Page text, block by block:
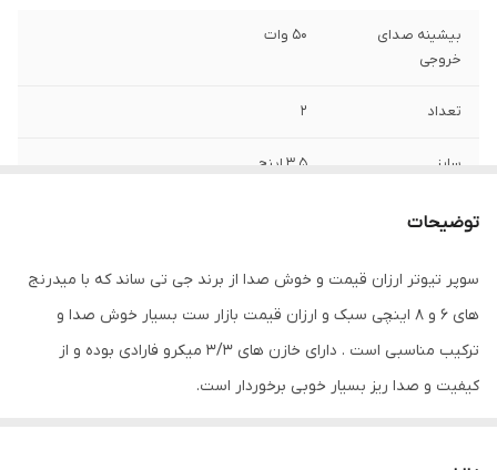
بیشینه صدای
خروجی
50 وات
تعداد 2
سایز 3.5 اینچ
عمق نصب
نوع بلندگو دایره ای
توضیحات
سوپر تیوتر ارزان قیمت و خوش صدا از برند جی تی ساند که با میدرنج
های 6 و 8 اینچی سبک و ارزان قیمت بازار ست بسیار خوش صدا و
ترکیب مناسبی است . دارای خازن های 3/3 میکرو فارادی بوده و از
کیفیت و صدا ریز بسیار خوبی برخوردار است.